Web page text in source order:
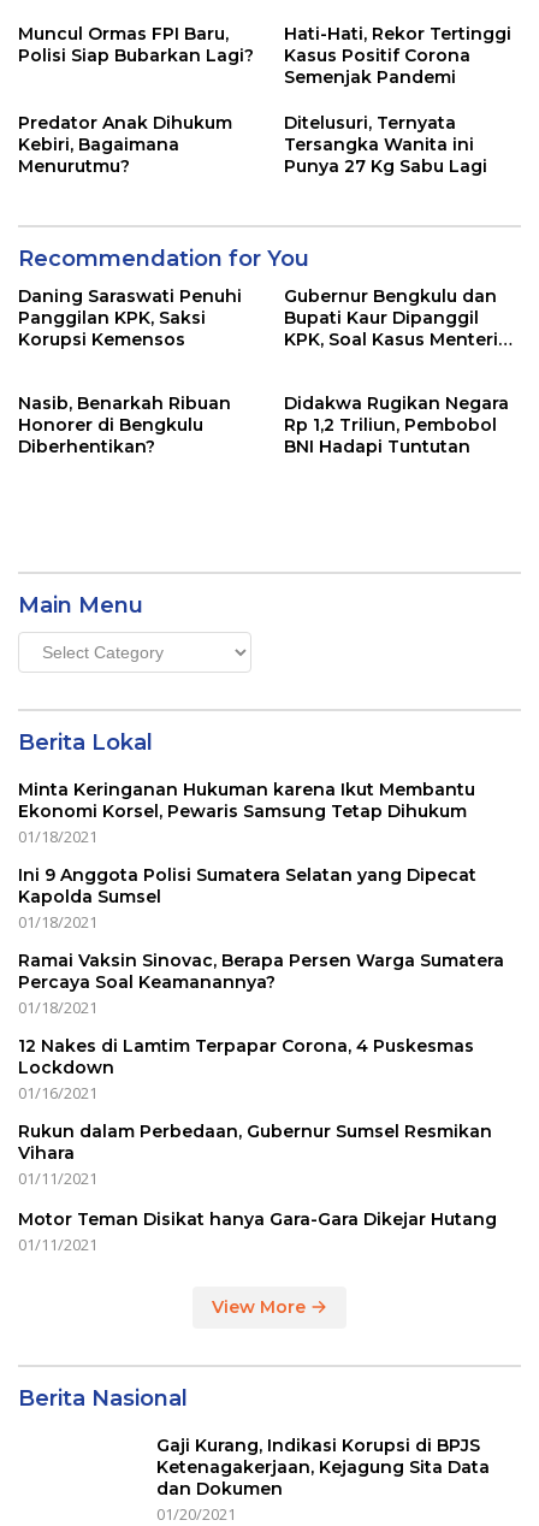
Muncul Ormas FPI Baru,
Polisi Siap Bubarkan Lagi?
Hati-Hati, Rekor Tertinggi
Kasus Positif Corona
Semenjak Pandemi
Predator Anak Dihukum
Kebiri, Bagaimana
Menurutmu?
Ditelusuri, Ternyata
Tersangka Wanita ini
Punya 27 Kg Sabu Lagi
Recommendation for You
Daning Saraswati Penuhi
Panggilan KPK, Saksi
Korupsi Kemensos
Gubernur Bengkulu dan
Bupati Kaur Dipanggil
KPK, Soal Kasus Menteri
Nasib, Benarkah Ribuan
Honorer di Bengkulu
Diberhentikan?
Didakwa Rugikan Negara
Rp 1,2 Triliun, Pembobol
BNI Hadapi Tuntutan
Main Menu
Main
Menu
Berita Lokal
Minta Keringanan Hukuman karena Ikut Membantu
Ekonomi Korsel, Pewaris Samsung Tetap Dihukum
01/18/2021
Ini 9 Anggota Polisi Sumatera Selatan yang Dipecat
Kapolda Sumsel
01/18/2021
Ramai Vaksin Sinovac, Berapa Persen Warga Sumatera
Percaya Soal Keamanannya?
01/18/2021
12 Nakes di Lamtim Terpapar Corona, 4 Puskesmas
Lockdown
01/16/2021
Rukun dalam Perbedaan, Gubernur Sumsel Resmikan
Vihara
01/11/2021
Motor Teman Disikat hanya Gara-Gara Dikejar Hutang
01/11/2021
View More
Berita Nasional
Gaji Kurang, Indikasi Korupsi di BPJS
Ketenagakerjaan, Kejagung Sita Data
dan Dokumen
01/20/2021